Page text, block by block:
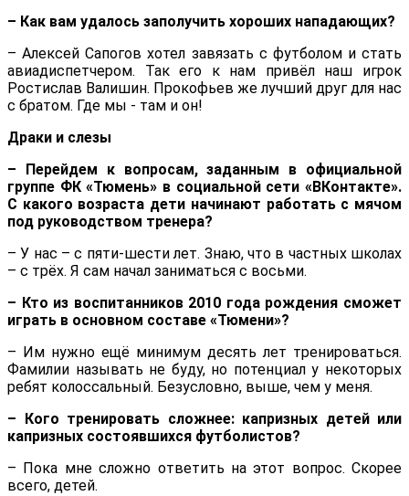
– Как вам удалось заполучить хороших нападающих?
– Алексей Сапогов хотел завязать с футболом и стать
авиадиспетчером. Так его к нам привёл наш игрок
Ростислав Валишин. Прокофьев же лучший друг для нас
с братом. Где мы - там и он!
Драки и слезы
– Перейдем к вопросам, заданным в официальной
группе ФК «Тюмень» в социальной сети «ВКонтакте».
С какого возраста дети начинают работать с мячом
под руководством тренера?
– У нас – с пяти-шести лет. Знаю, что в частных школах
– с трёх. Я сам начал заниматься с восьми.
– Кто из воспитанников 2010 года рождения сможет
играть в основном составе «Тюмени»?
– Им нужно ещё минимум десять лет тренироваться.
Фамилии называть не буду, но потенциал у некоторых
ребят колоссальный. Безусловно, выше, чем у меня.
– Кого тренировать сложнее: капризных детей или
капризных состоявшихся футболистов?
– Пока мне сложно ответить на этот вопрос. Скорее
всего, детей.